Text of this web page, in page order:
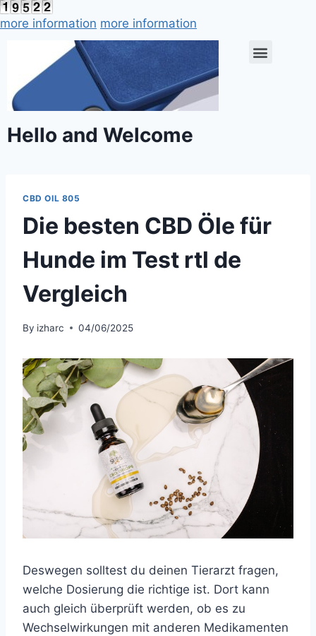
more information more information
Hello and Welcome
CBD OIL 805
Die besten CBD Öle für
Hunde im Test rtl de
Vergleich
By izharc 04/06/2025
Deswegen solltest du deinen Tierarzt fragen,
welche Dosierung die richtige ist. Dort kann
auch gleich überprüft werden, ob es zu
Wechselwirkungen mit anderen Medikamenten